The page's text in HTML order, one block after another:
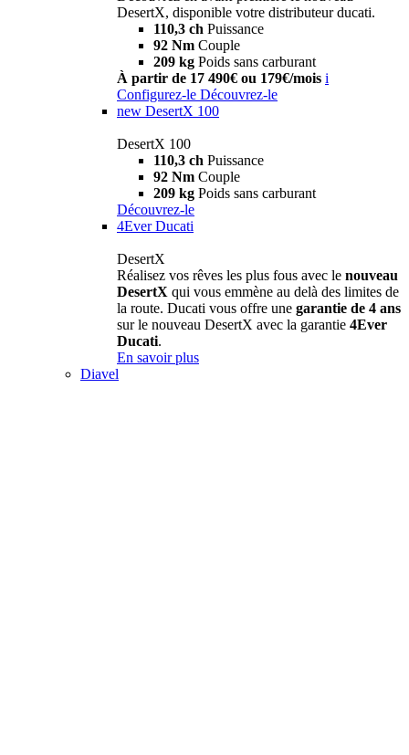
DesertX, disponible votre distributeur ducati.
110,3 ch Puissance
92 Nm Couple
209 kg Poids sans carburant
À partir de 17 490€ ou 179€/mois i
Configurez-le Découvrez-le
new DesertX 100
DesertX 100
110,3 ch Puissance
92 Nm Couple
209 kg Poids sans carburant
Découvrez-le
4Ever Ducati
DesertX
Réalisez vos rêves les plus fous avec le nouveau
DesertX qui vous emmène au delà des limites de
la route. Ducati vous offre une garantie de 4 ans
sur le nouveau DesertX avec la garantie 4Ever
Ducati.
En savoir plus
Diavel